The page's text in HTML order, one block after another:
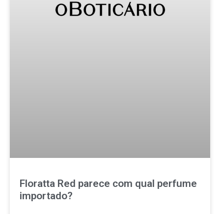
Floratta Red parece com qual perfume
importado?